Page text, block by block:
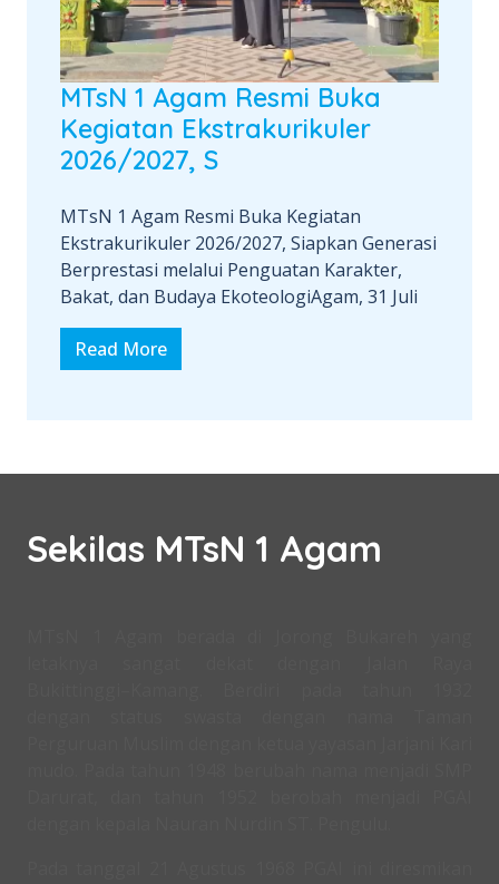
MTsN 1 Agam Resmi Buka
Kegiatan Ekstrakurikuler
2026/2027, S
MTsN 1 Agam Resmi Buka Kegiatan
Ekstrakurikuler 2026/2027, Siapkan Generasi
Berprestasi melalui Penguatan Karakter,
Bakat, dan Budaya EkoteologiAgam, 31 Juli
Read More
Sekilas MTsN 1 Agam